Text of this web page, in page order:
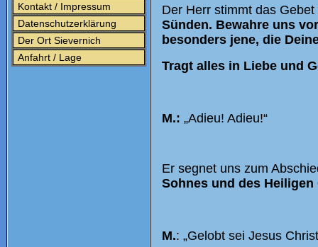
Kontakt / Impressum
Datenschutzerklärung
Der Ort Sievernich
Anfahrt / Lage
Der Herr stimmt das
Sünden. Bewahre uns
besonders jene, die
Tragt alles in Liebe und
M.: „Adieu! Adieu!“
Er segnet uns zum
Sohnes und des Heiligen
M.: „Gelobt sei Jesus